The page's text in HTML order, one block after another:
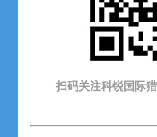
扫码关注科锐国际